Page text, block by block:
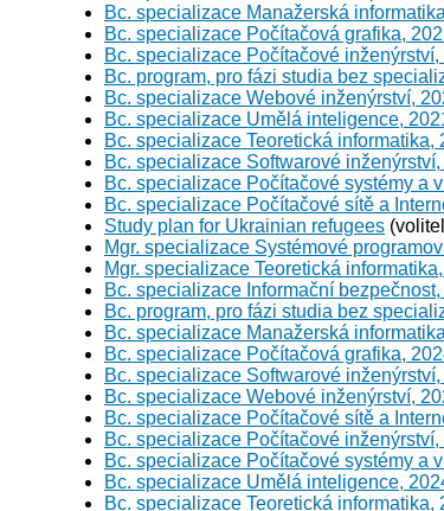
Bc. specializace Manažerská
Bc. specializace Počítačová grafika,
Bc. specializace Počítačové inženýrství,
Bc. program, pro fázi studia bez
Bc. specializace Webové inženýrství,
Bc. specializace Umělá inteligence,
Bc. specializace Teoretická informatika,
Bc. specializace Softwarové
Bc. specializace Počítačové systémy a
Bc. specializace Počítačové sítě a
Study plan for Ukrainian refugees
Mgr. specializace Systémové
Mgr. specializace Teoretická
Bc. specializace Informační
Bc. program, pro fázi studia bez
Bc. specializace Manažerská
Bc. specializace Počítačová grafika,
Bc. specializace Softwarové
Bc. specializace Webové inženýrství,
Bc. specializace Počítačové sítě a
Bc. specializace Počítačové inženýrství,
Bc. specializace Počítačové systémy a
Bc. specializace Umělá inteligence,
Bc. specializace Teoretická informatika,